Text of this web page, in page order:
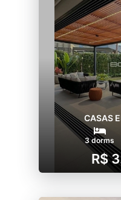
CASAS
3 dorms
R$